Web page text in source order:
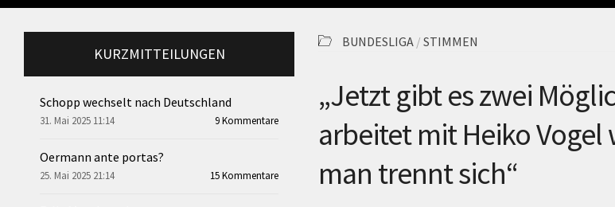
BUNDESLIGA / STIMMEN
„Jetzt gibt es zwei
arbeitet mit Heiko Vogel
man trennt sich“
KURZMITTEILUNGEN
Schopp wechselt nach Deutschland
31. Mai 2025 11:14 9 Kommentare
Oermann ante portas?
25. Mai 2025 21:14 15 Kommentare